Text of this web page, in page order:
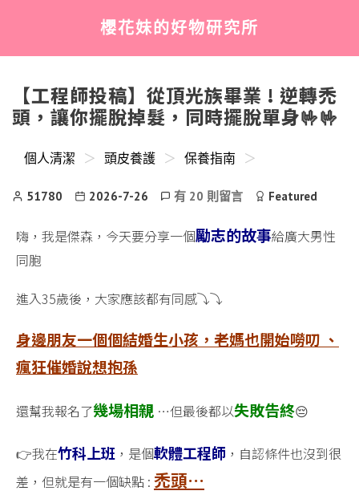
櫻花妹的好物研究所
【工程師投稿】從頂光族畢業 ! 逆轉禿
頭，讓你擺脫掉髮，同時擺脫單身🤟🤟
個人清潔 ＞ 頭皮養護 ＞ 保養指南 ＞
Post51780
Post2026-7-26
在
程
從
光
!
禿
頭，
讓
有 20 則留言 Featured
嗨，我是傑森，今天要分享一個勵志的故事給廣大男性
同胞
進入35歲後，大家應該都有同感⤵️⤵️
身邊朋友一個個結婚生小孩，老媽也開始嘮叨 、
瘋狂催婚說想抱孫
還幫我報名了幾場相親 …但最後都以失敗告終😔
👉我在竹科上班 ，是個軟體工程師 ，自認條件也沒到很
差，但就是有一個缺點 : 禿頭…